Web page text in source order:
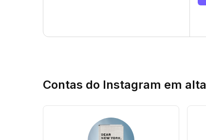
Contas do Instagram em alta